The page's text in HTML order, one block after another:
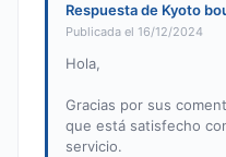
Respuesta de Kyoto
Publicada el 16/12/2024
Hola,
Gracias por sus
que está satisfecho
servicio.